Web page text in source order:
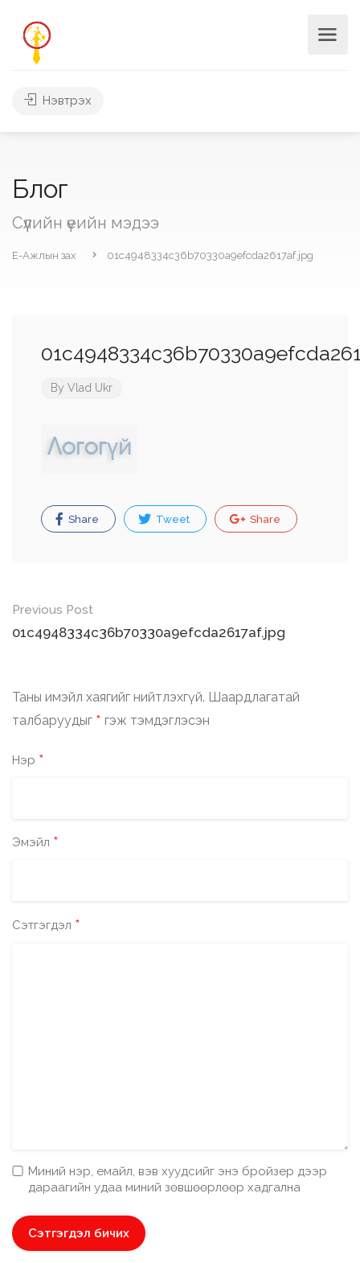
Нэвтрэх
Блог
Сүүлийн үеийн мэдээ
Е-Ажлын зах 01c4948334c36b70330a9efcda2617af.jpg
By Vlad Ukr
Share Tweet Share
Post
navigation
Previous Post
01c4948334c36b70330a9efcda2617af.jpg
Таны имэйл хаягийг нийтлэхгүй. Шаардлагатай
талбаруудыг * гэж тэмдэглэсэн
Нэр *
Эмэйл *
Сэтгэгдэл *
Миний нэр, емайл, вэв хуудсийг энэ бройзер дээр
дараагийн удаа миний зөвшөөрлөөр хадгална